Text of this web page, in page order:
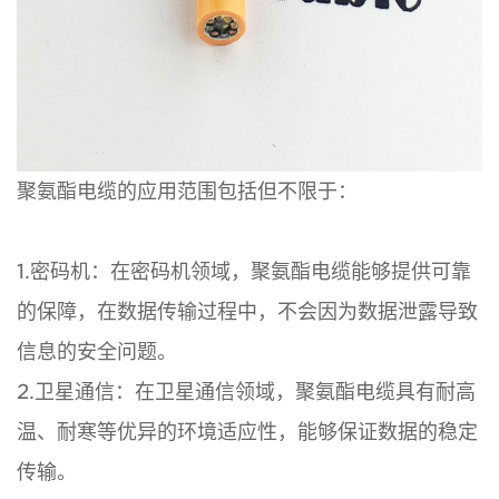
聚氨酯电缆的应用范围包括但不限于：
1.密码机：在密码机领域，聚氨酯电缆能够提供可靠
的保障，在数据传输过程中，不会因为数据泄露导致
信息的安全问题。
2.卫星通信：在卫星通信领域，聚氨酯电缆具有耐高
温、耐寒等优异的环境适应性，能够保证数据的稳定
传输。